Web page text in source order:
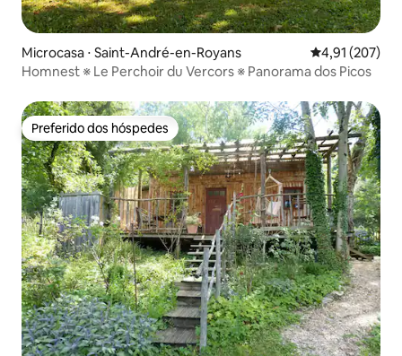
Microcasa ⋅ Saint-André-en-Royans 4,91 de uma
4,91 (207)
Homnest ※ Le Perchoir du Vercors ※ Panorama dos Picos
Preferido dos hóspedes
Preferido dos hóspedes